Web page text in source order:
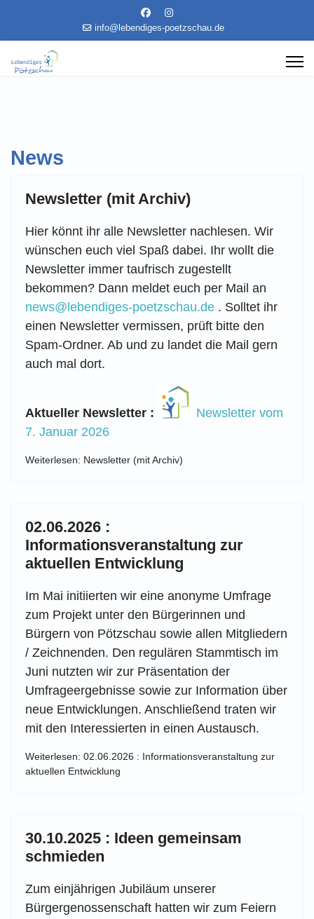
info@lebendiges-poetzschau.de
News
Newsletter (mit Archiv)
Hier könnt ihr alle Newsletter nachlesen. Wir
wünschen euch viel Spaß dabei. Ihr wollt die
Newsletter immer taufrisch zugestellt
bekommen? Dann meldet euch per Mail an
news@lebendiges-poetzschau.de . Solltet ihr
einen Newsletter vermissen, prüft bitte den
Spam-Ordner. Ab und zu landet die Mail gern
auch mal dort.
Aktueller Newsletter :
Newsletter vom
7. Januar 2026
Weiterlesen: Newsletter (mit Archiv)
02.06.2026 :
Informationsveranstaltung zur
aktuellen Entwicklung
Im Mai initiierten wir eine anonyme Umfrage
zum Projekt unter den Bürgerinnen und
Bürgern von Pötzschau sowie allen Mitgliedern
/ Zeichnenden. Den regulären Stammtisch im
Juni nutzten wir zur Präsentation der
Umfrageergebnisse sowie zur Information über
neue Entwicklungen. Anschließend traten wir
mit den Interessierten in einen Austausch.
Weiterlesen: 02.06.2026 : Informationsveranstaltung zur
aktuellen Entwicklung
30.10.2025 : Ideen gemeinsam
schmieden
Zum einjährigen Jubiläum unserer
Bürgergenossenschaft hatten wir zum Feiern